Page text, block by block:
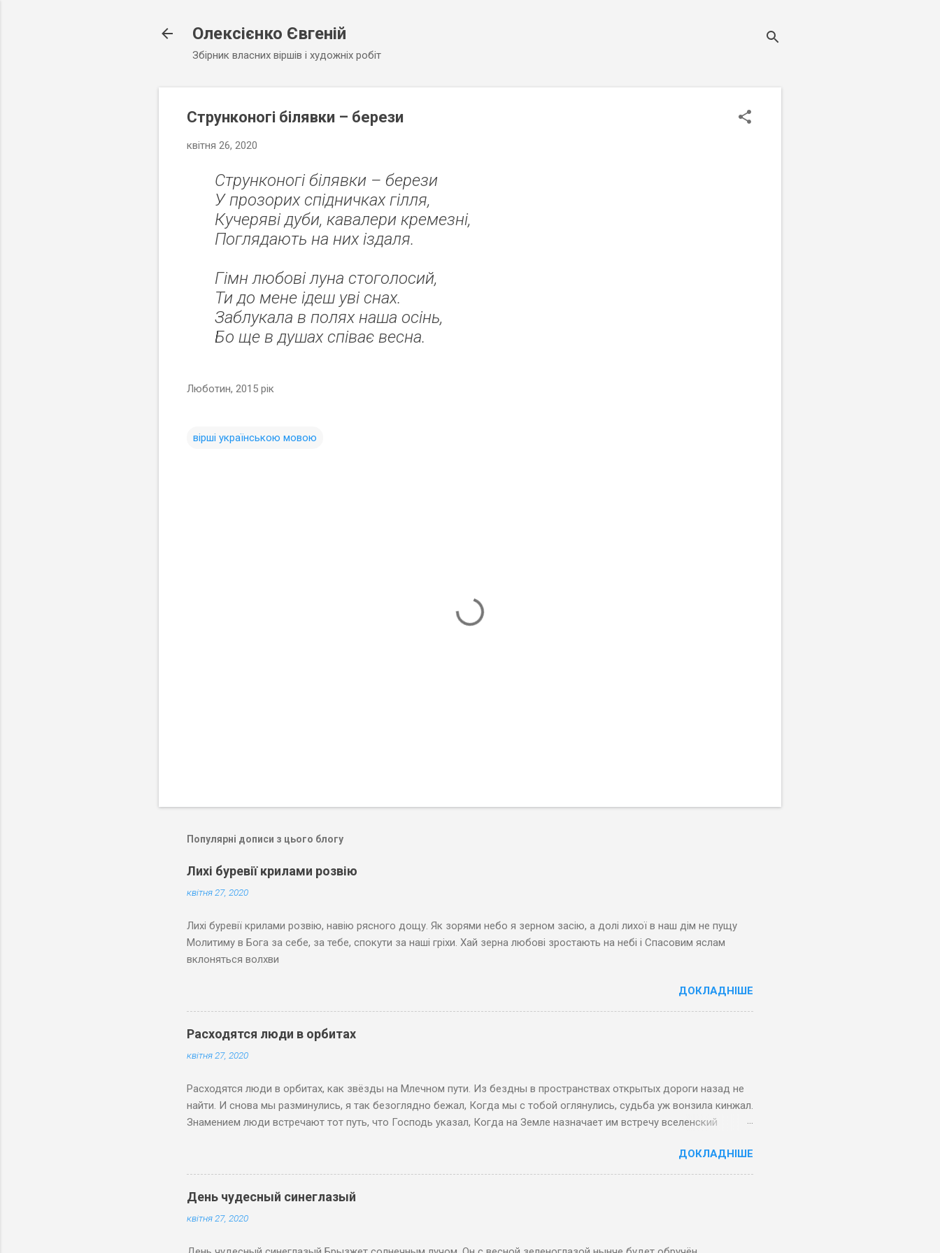
Олексієнко Євгеній
Збірник власних віршів і художніх робіт
Струнконогі білявки – берези
квітня 26, 2020
Струнконогі білявки – берези
У прозорих спідничках гілля,
Кучеряві дуби, кавалери кремезні,
Поглядають на них іздаля.
Гімн любові луна стоголосий,
Ти до мене ідеш уві снах.
Заблукала в полях наша осінь,
Бо ще в душах співає весна.
Люботин, 2015 рік
вірші українською мовою
Популярні дописи з цього блогу
Лихі буревії крилами розвію
квітня 27, 2020
Лихі буревії крилами розвію, навію рясного дощу. Як зорями небо я зерном засію, а долі лихої в наш дім не пущу
Молитиму в Бога за себе, за тебе, спокути за наші гріхи. Хай зерна любові зростають на небі і Спасовим яслам
вклоняться волхви
ДОКЛАДНІШЕ
Расходятся люди в орбитах
квітня 27, 2020
Расходятся люди в орбитах, как звёзды на Млечном пути. Из бездны в пространствах открытых дороги назад не
найти. И снова мы разминулись, я так безоглядно бежал, Когда мы с тобой оглянулись, судьба уж вонзила кинжал.
Знамением люди встречают тот путь, что Господь указал, Когда на Земле назначает им встречу вселенский
ДОКЛАДНІШЕ
День чудесный синеглазый
квітня 27, 2020